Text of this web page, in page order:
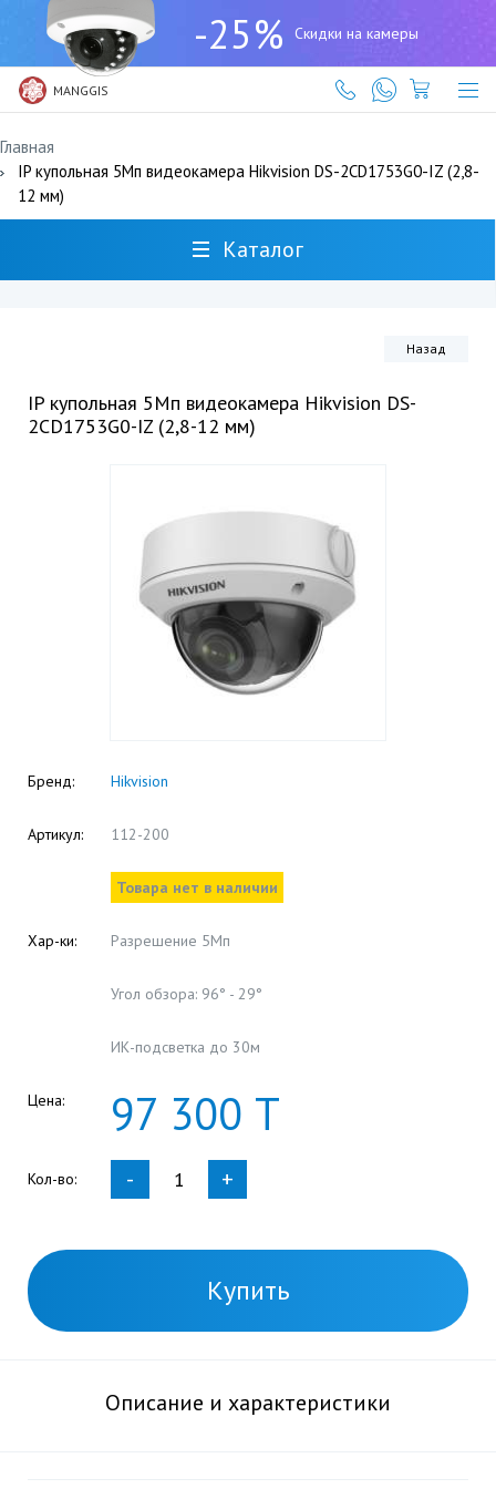
-25% Скидки на камеры
MANGGIS
(727)
317-
61-
61
Главная
IP купольная 5Мп видеокамера Hikvision DS-2CD1753G0-IZ (2,8-
12 мм)
Каталог
Назад
IP купольная 5Мп видеокамера Hikvision DS-
2CD1753G0-IZ (2,8-12 мм)
Бренд: Hikvision
Артикул: 112-200
Товара нет в наличии
Хар-ки: Разрешение 5Мп
Угол обзора: 96° - 29°
ИК-подсветка до 30м
Цена: 97 300 Т
Кол-во: - +
Купить
Описание и характеристики